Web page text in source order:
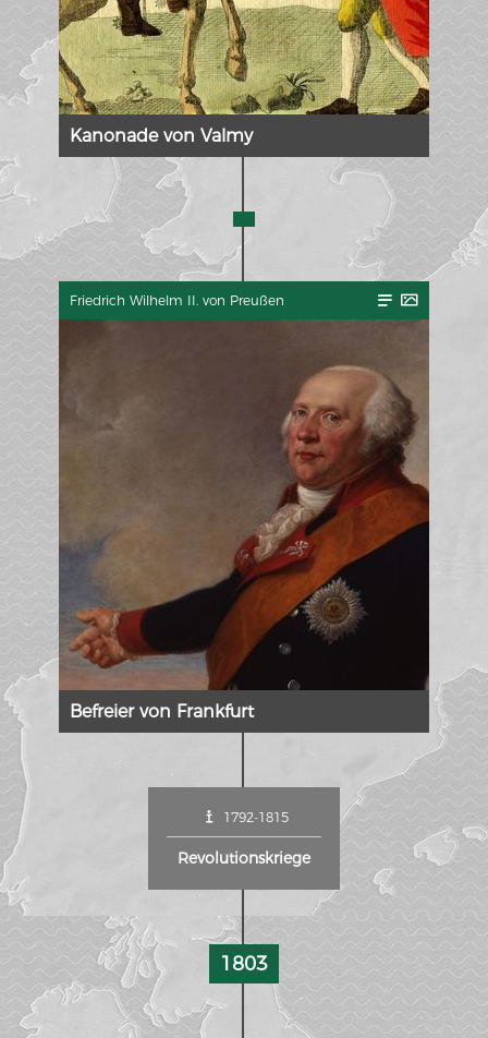
Kanonade von Valmy
Friedrich Wilhelm II. von Preußen
Befreier von Frankfurt
1792-1815
Revolutionskriege
1803